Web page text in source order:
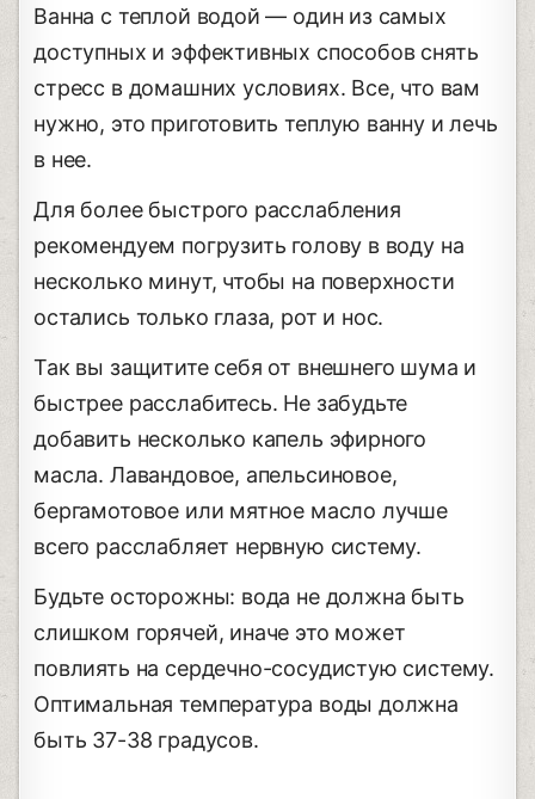
Ванна с теплой водой — один из самых
доступных и эффективных способов снять
стресс в домашних условиях. Все, что вам
нужно, это приготовить теплую ванну и лечь
в нее.
Для более быстрого расслабления
рекомендуем погрузить голову в воду на
несколько минут, чтобы на поверхности
остались только глаза, рот и нос.
Так вы защитите себя от внешнего шума и
быстрее расслабитесь. Не забудьте
добавить несколько капель эфирного
масла. Лавандовое, апельсиновое,
бергамотовое или мятное масло лучше
всего расслабляет нервную систему.
Будьте осторожны: вода не должна быть
слишком горячей, иначе это может
повлиять на сердечно-сосудистую систему.
Оптимальная температура воды должна
быть 37-38 градусов.